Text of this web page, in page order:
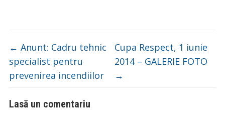
← Anunt: Cadru tehnic
specialist pentru
prevenirea incendiilor
Cupa Respect, 1 iunie
2014 – GALERIE FOTO
→
Lasă un comentariu